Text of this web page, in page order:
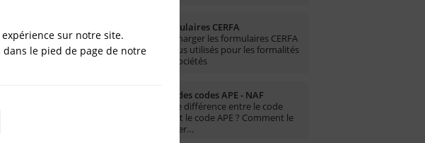
Formulaires CERFA
Télécharger les formulaires CERFA
les plus utilisés pour les formalités
des sociétés
Liste des codes APE - NAF
Quelle différence entre le code
NAF et le code APE ? Comment le
trouver…
sur notre site.
le pied de page de notre